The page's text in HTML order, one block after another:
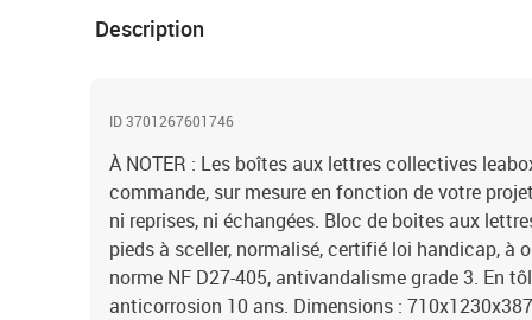
Description
ID 3701267601746
À NOTER : Les boîtes aux lettres collectives
commande, sur mesure en fonction de votre
ni reprises, ni échangées. Bloc de boites aux
pieds à sceller, normalisé, certifié loi handicap, à
norme NF D27-405, antivandalisme grade 3. En
anticorrosion 10 ans. Dimensions :